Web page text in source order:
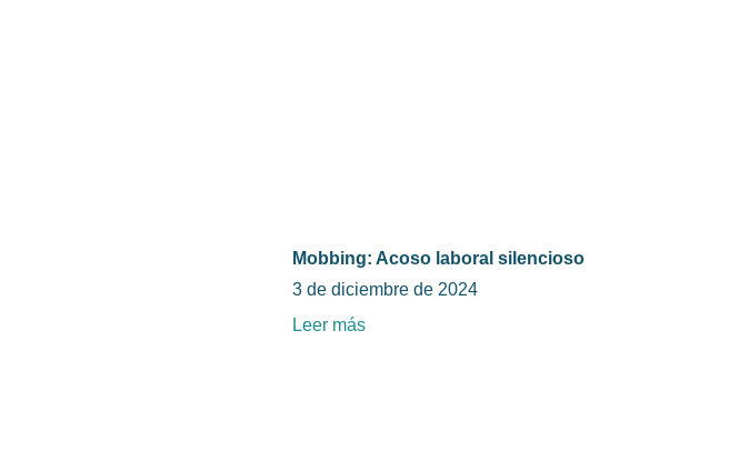
Mobbing: Acoso laboral silencioso
3 de diciembre de 2024
Leer más